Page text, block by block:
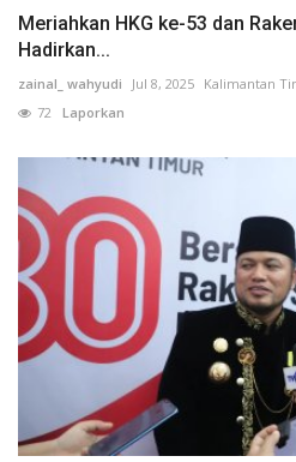
Meriahkan HKG ke-53 dan
Hadirkan...
zainal_ wahyudi Jul 8, 2025 Kalimantan
72 Laporkan